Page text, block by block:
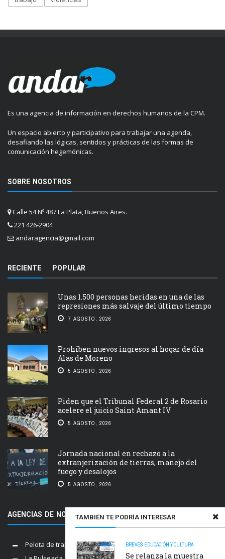
TAMBIÉN TE PODRÍA INTERESAR
BREVES EDUCACIÓN Y CULTURA
Se relanza la muestra
Es una agencia de información en derechos humanos de la CPM.
Un espacio abierto y participativo para trabajar una agenda,
desafiando las lógicas, sentidos y prácticas de las formas de
comunicación hegemónicas.
SOBRE NOSOTROS
Calle 54 Nº 487 La Plata, Buenos Aires.
221 426-2904
andaragencia@gmail.com
RECIENTE POPULAR
Unas 1.500 personas heridas en una de las
represiones más salvaje del último tiempo
7 AGOSTO, 2026
Prohíben nuevos ingresos al hogar de día
Alas de Moreno
5 AGOSTO, 2026
Piden que el Tribunal Federal 2 de Rosario
acelere el juicio Saint Amant IV
5 AGOSTO, 2026
Jornada nacional en rechazo a la
extranjerización de tierras, manejo del
fuego y desalojos
5 AGOSTO, 2026
AGENCIAS DE NOTICIAS AMIGAS
Pelota de trapo